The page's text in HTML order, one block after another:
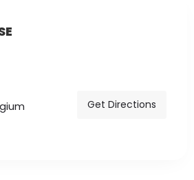
Get Directions